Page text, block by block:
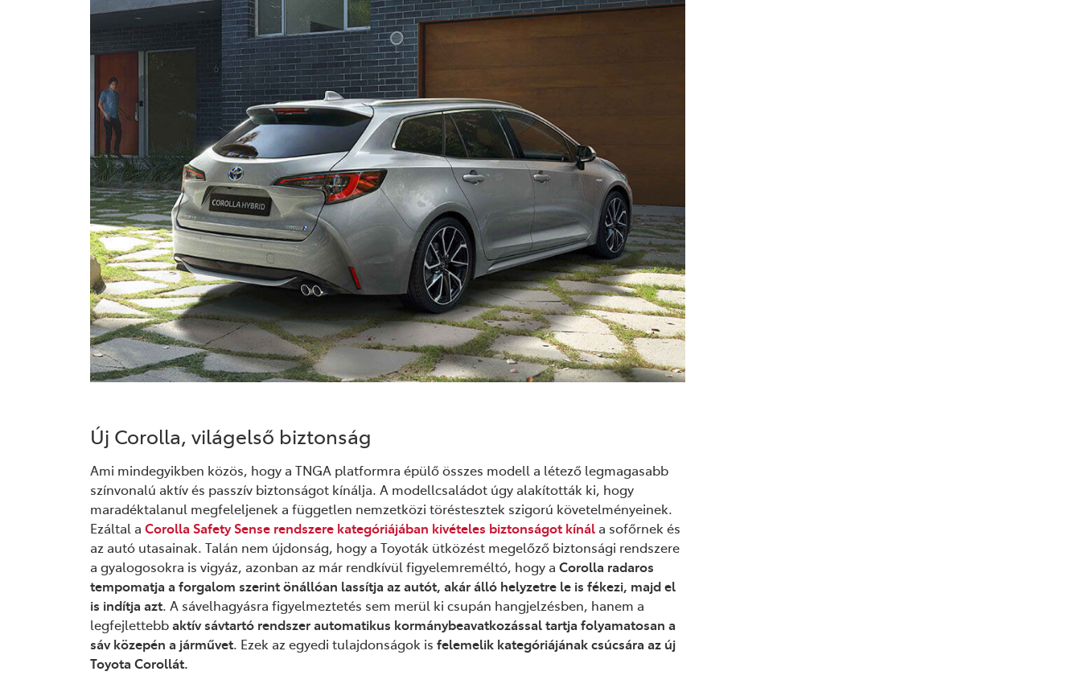
Új Corolla, világelső biztonság
Ami mindegyikben közös, hogy a TNGA platformra épülő összes modell a létező legmagasabb
színvonalú aktív és passzív biztonságot kínálja. A modellcsaládot úgy alakították ki, hogy
maradéktalanul megfeleljenek a független nemzetközi töréstesztek szigorú követelményeinek.
Ezáltal a Corolla Safety Sense rendszere kategóriájában kivételes biztonságot kínál a sofőrnek és
az autó utasainak. Talán nem újdonság, hogy a Toyoták ütközést megelőző biztonsági rendszere
a gyalogosokra is vigyáz, azonban az már rendkívül figyelemreméltó, hogy a Corolla radaros
tempomatja a forgalom szerint önállóan lassítja az autót, akár álló helyzetre le is fékezi, majd el
is indítja azt. A sávelhagyásra figyelmeztetés sem merül ki csupán hangjelzésben, hanem a
legfejlettebbaktív sávtartó rendszer automatikus kormánybeavatkozással tartja folyamatosan a
sáv közepén a járművet. Ezek az egyedi tulajdonságok is felemelik kategóriájának csúcsára az új
Toyota Corollát.